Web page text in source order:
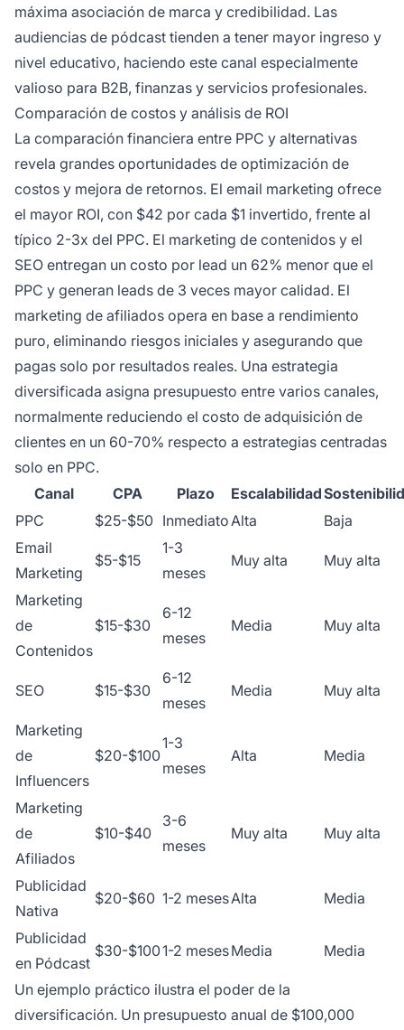
máxima asociación de marca y credibilidad. Las
audiencias de pódcast tienden a tener mayor ingreso y
nivel educativo, haciendo este canal especialmente
valioso para B2B, finanzas y servicios profesionales.
Comparación de costos y análisis de ROI
La comparación financiera entre PPC y alternativas
revela grandes oportunidades de optimización de
costos y mejora de retornos. El email marketing ofrece
el mayor ROI, con $42 por cada $1 invertido, frente al
típico 2-3x del PPC. El marketing de contenidos y el
SEO entregan un costo por lead un 62% menor que el
PPC y generan leads de 3 veces mayor calidad. El
marketing de afiliados opera en base a rendimiento
puro, eliminando riesgos iniciales y asegurando que
pagas solo por resultados reales. Una estrategia
diversificada asigna presupuesto entre varios canales,
normalmente reduciendo el costo de adquisición de
clientes en un 60-70% respecto a estrategias centradas
solo en PPC.
Canal
CPA Plazo Escalabilidad
PPC
$25-$50 InmediatoAlta
Baja
Email
Marketing
$5-$15
1-3
meses
Muy alta Muy alta
Marketing
de
Contenidos
$15-$30
6-12
meses
Media Muy alta
SEO $15-$30
6-12
meses
Media Muy alta
Marketing
de
Influencers
$20-$100
1-3
meses
Alta Media
Marketing
de
Afiliados
$10-$40
3-6
meses
Muy alta Muy alta
Publicidad
Nativa
$20-$60 1-2 mesesAlta Media
Publicidad
en Pódcast
$30-$1001-2 mesesMedia Media
Un ejemplo práctico ilustra el poder de la
diversificación. Un presupuesto anual de $100,000